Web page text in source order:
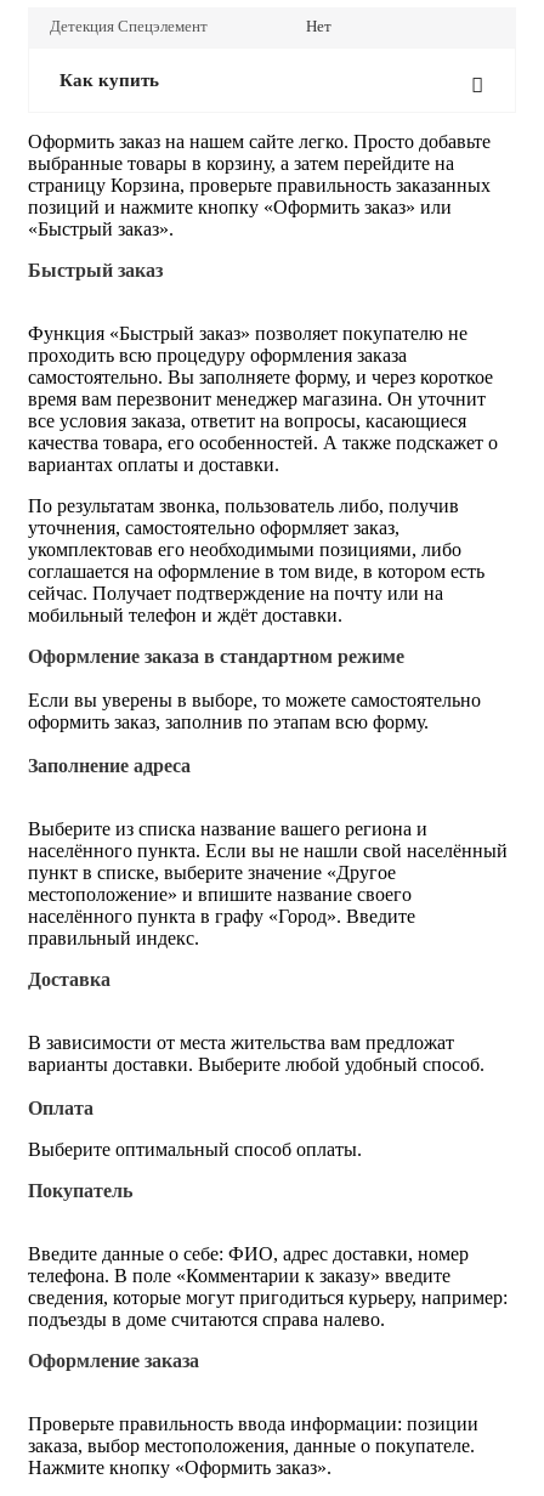
Детекция Спецэлемент Нет
Как купить
Оформить заказ на нашем сайте легко. Просто добавьте
выбранные товары в корзину, а затем перейдите на
страницу Корзина, проверьте правильность заказанных
позиций и нажмите кнопку «Оформить заказ» или
«Быстрый заказ».
Быстрый заказ
Функция «Быстрый заказ» позволяет покупателю не
проходить всю процедуру оформления заказа
самостоятельно. Вы заполняете форму, и через короткое
время вам перезвонит менеджер магазина. Он уточнит
все условия заказа, ответит на вопросы, касающиеся
качества товара, его особенностей. А также подскажет о
вариантах оплаты и доставки.
По результатам звонка, пользователь либо, получив
уточнения, самостоятельно оформляет заказ,
укомплектовав его необходимыми позициями, либо
соглашается на оформление в том виде, в котором есть
сейчас. Получает подтверждение на почту или на
мобильный телефон и ждёт доставки.
Оформление заказа в стандартном режиме
Если вы уверены в выборе, то можете самостоятельно
оформить заказ, заполнив по этапам всю форму.
Заполнение адреса
Выберите из списка название вашего региона и
населённого пункта. Если вы не нашли свой населённый
пункт в списке, выберите значение «Другое
местоположение» и впишите название своего
населённого пункта в графу «Город». Введите
правильный индекс.
Доставка
В зависимости от места жительства вам предложат
варианты доставки. Выберите любой удобный способ.
Оплата
Выберите оптимальный способ оплаты.
Покупатель
Введите данные о себе: ФИО, адрес доставки, номер
телефона. В поле «Комментарии к заказу» введите
сведения, которые могут пригодиться курьеру, например:
подъезды в доме считаются справа налево.
Оформление заказа
Проверьте правильность ввода информации: позиции
заказа, выбор местоположения, данные о покупателе.
Нажмите кнопку «Оформить заказ».